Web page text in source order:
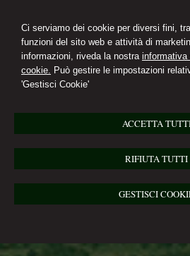
Ci serviamo dei cookie per diversi fini,
funzioni del sito web e attività di
informazioni, riveda la nostra
cookie. Può gestire le impostazioni
'Gestisci Cookie'
ACCETTA
RIFIUTA TUTTI
GESTISCI